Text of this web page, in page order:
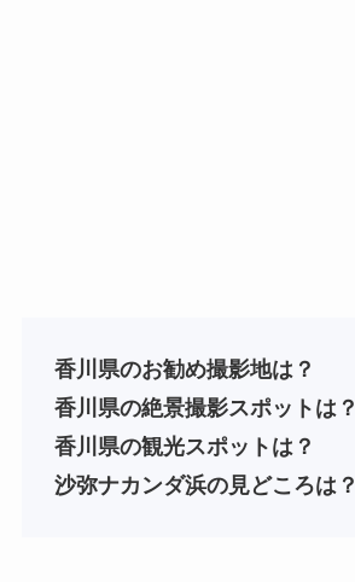
香川県のお勧め撮影地は？
香川 県の絶景撮影スポットは？
香川 県の観光スポットは？
沙弥ナカンダ浜の見どころは？